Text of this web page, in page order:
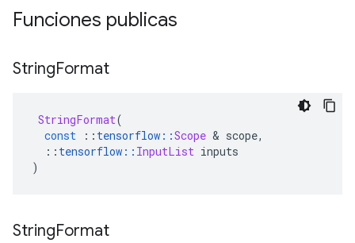
Funciones publicas
StringFormat
StringFormat(
const
:: tensorflow ::Scope & scope,
:: tensorflow :: InputList inputs
)
StringFormat